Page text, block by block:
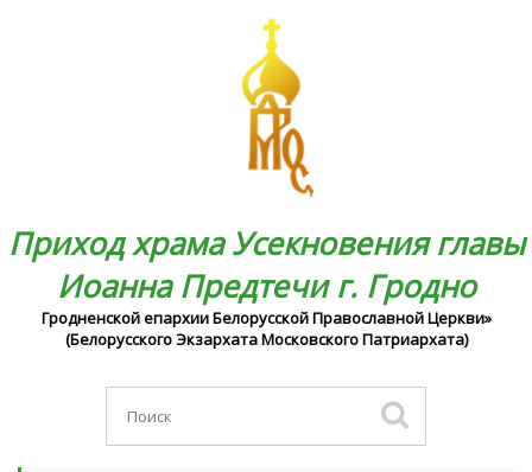
Приход храма Усекновения главы
Иоанна Предтечи г. Гродно
Гродненской епархии Белорусской Православной Церкви»
(Белорусского Экзархата Московского Патриархата)